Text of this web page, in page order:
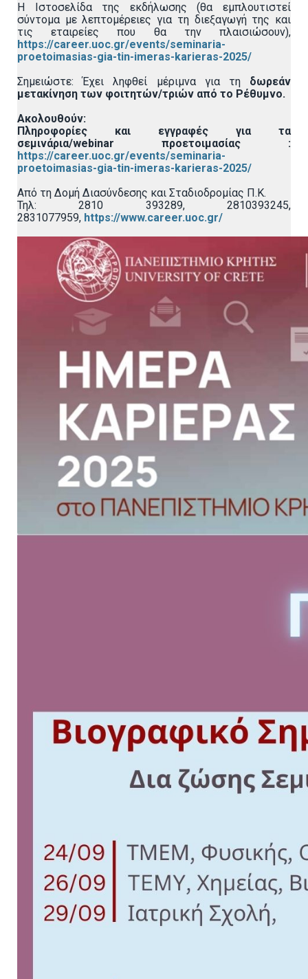
Η Ιστοσελίδα της εκδήλωσης (θα εμπλουτιστεί
σύντομα με λεπτομέρειες για τη διεξαγωγή της και
τις εταιρείες που θα την πλαισιώσουν),
https://career.uoc.gr/events/seminaria-
proetoimasias-gia-tin-imeras-karieras-2025/
Σημειώστε: Έχει ληφθεί μέριμνα για τη δωρεάν
μετακίνηση των φοιτητών/τριών από το Ρέθυμνο.
Ακολουθούν:
Πληροφορίες και εγγραφές για τα
σεμινάρια/webinar προετοιμασίας :
https://career.uoc.gr/events/seminaria-
proetoimasias-gia-tin-imeras-karieras-2025/
Από τη Δομή Διασύνδεσης και Σταδιοδρομίας Π.Κ.
Τηλ: 2810 393289, 2810393245,
2831077959, https://www.career.uoc.gr/